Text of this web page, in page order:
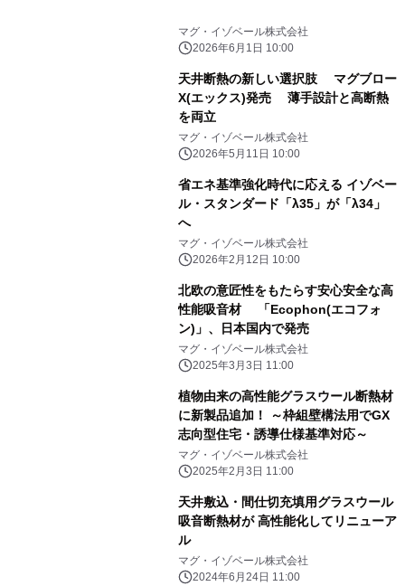
マグ・イゾベール株式会社
2026年6月1日 10:00
天井断熱の新しい選択肢 マグブロー
X(エックス)発売 薄手設計と高断熱
を両立
マグ・イゾベール株式会社
2026年5月11日 10:00
省エネ基準強化時代に応える イゾベー
ル・スタンダード「λ35」が「λ34」
へ
マグ・イゾベール株式会社
2026年2月12日 10:00
北欧の意匠性をもたらす安心安全な高
性能吸音材 「Ecophon(エコフォ
ン)」、日本国内で発売
マグ・イゾベール株式会社
2025年3月3日 11:00
植物由来の高性能グラスウール断熱材
に新製品追加！ ～枠組壁構法用でGX
志向型住宅・誘導仕様基準対応～
マグ・イゾベール株式会社
2025年2月3日 11:00
天井敷込・間仕切充填用グラスウール
吸音断熱材が 高性能化してリニューア
ル
マグ・イゾベール株式会社
2024年6月24日 11:00